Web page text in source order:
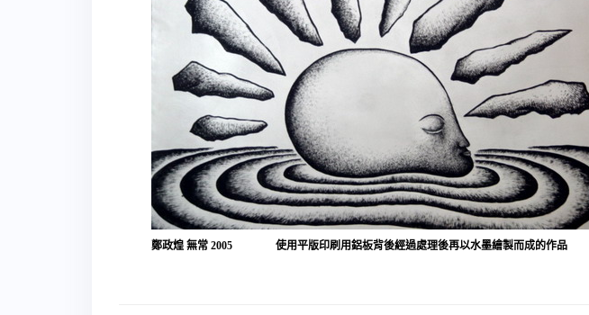
鄭政煌 無常 2005 使用平版印刷用鋁板背後經過處理後再以水墨繪製而成的作品